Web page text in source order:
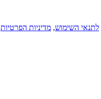
לתנאי השימוש, מדיניות הפרטיות